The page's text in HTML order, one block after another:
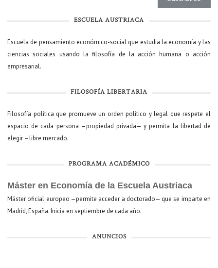
ESCUELA AUSTRIACA
Escuela de pensamiento económico-social que estudia la economía y las
ciencias sociales usando la filosofía de la acción humana o acción
empresarial.
FILOSOFÍA LIBERTARIA
Filosofía política que promueve un orden político y legal que respete el
espacio de cada persona —propiedad privada— y permita la libertad de
elegir —libre mercado.
PROGRAMA ACADÉMICO
Máster en Economía de la Escuela Austriaca
Máster oficial europeo —permite acceder a doctorado— que se imparte en
Madrid, España. Inicia en septiembre de cada año.
ANUNCIOS